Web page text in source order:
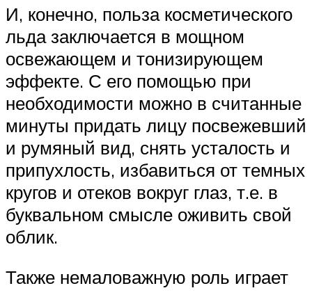
И, конечно, польза косметического
льда заключается в мощном
освежающем и тонизирующем
эффекте. С его помощью при
необходимости можно в считанные
минуты придать лицу посвежевший
и румяный вид, снять усталость и
припухлость, избавиться от темных
кругов и отеков вокруг глаз, т.е. в
буквальном смысле оживить свой
облик.
Также немаловажную роль играет